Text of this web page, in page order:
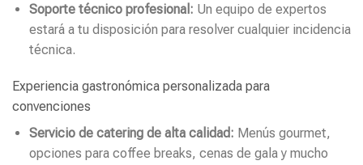
Soporte técnico profesional: Un equipo de expertos
estará a tu disposición para resolver cualquier incidencia
técnica.
Experiencia gastronómica personalizada para
convenciones
Servicio de catering de alta calidad: Menús gourmet,
opciones para coffee breaks, cenas de gala y mucho